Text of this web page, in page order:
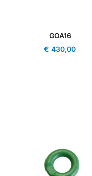
GOA16
€ 430,00